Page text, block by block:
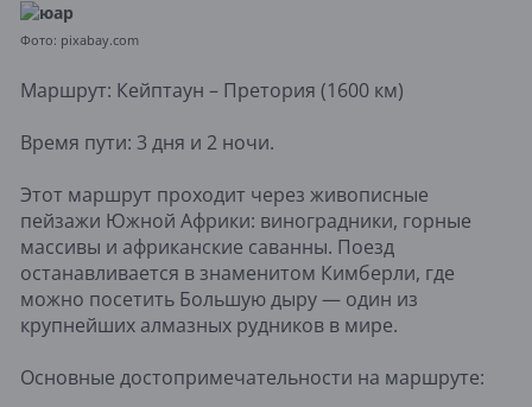
Фото: pixabay.com
Маршрут: Кейптаун – Претория (1600 км)
Время пути: 3 дня и 2 ночи.
Этот маршрут проходит через живописные
пейзажи Южной Африки: виноградники, горные
массивы и африканские саванны. Поезд
останавливается в знаменитом Кимберли, где
можно посетить Большую дыру — один из
крупнейших алмазных рудников в мире.
Основные достопримечательности на маршруте: